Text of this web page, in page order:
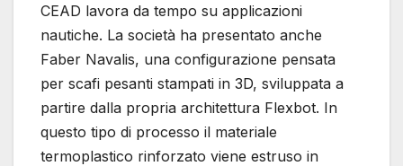
CEAD lavora da tempo su applicazioni
nautiche. La società ha presentato anche
Faber Navalis, una configurazione pensata
per scafi pesanti stampati in 3D, sviluppata a
partire dalla propria architettura Flexbot. In
questo tipo di processo il materiale
termoplastico rinforzato viene estruso in